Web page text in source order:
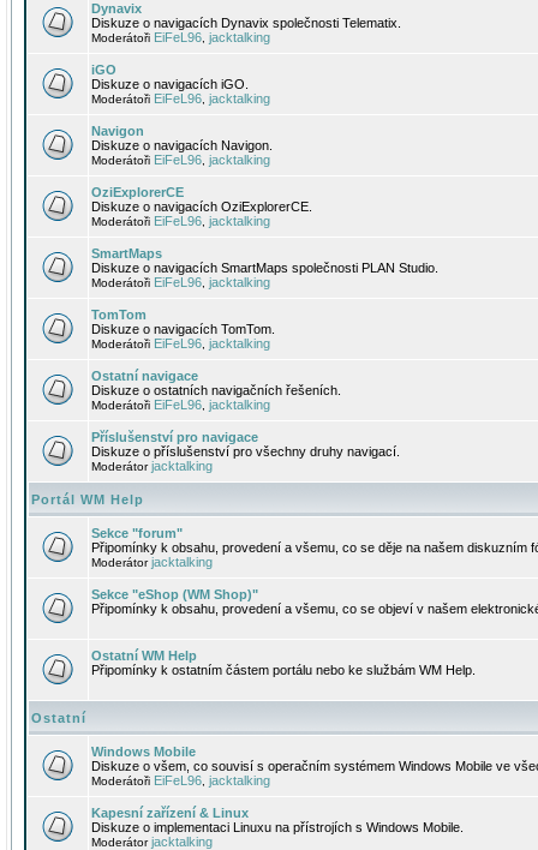
Dynavix
Diskuze o navigacích Dynavix společnosti Telematix.
Moderátoři EiFeL96 jacktalking
iGO
Diskuze o navigacích iGO.
Moderátoři EiFeL96 jacktalking
Navigon
Diskuze o navigacích Navigon.
Moderátoři EiFeL96 jacktalking
OziExplorerCE
Diskuze o navigacích OziExplorerCE.
Moderátoři EiFeL96 jacktalking
SmartMaps
Diskuze o navigacích SmartMaps společnosti PLAN Studio.
Moderátoři EiFeL96 jacktalking
TomTom
Diskuze o navigacích TomTom.
Moderátoři EiFeL96 jacktalking
Ostatní navigace
Diskuze o ostatních navigačních řešeních.
Moderátoři EiFeL96 jacktalking
Příslušenství pro navigace
Diskuze o příslušenství pro všechny druhy navigací.
Moderátorjacktalking
Portál WM Help
Sekce "forum"
Připomínky k obsahu, provedení a všemu, co se děje na našem diskuzním
Moderátorjacktalking
Sekce "eShop (WM Shop)"
Připomínky k obsahu, provedení a všemu, co se objeví v našem
Ostatní WM Help
Připomínky k ostatním částem portálu nebo ke službám WM Help.
Ostatní
Windows Mobile
Diskuze o všem, co souvisí s operačním systémem Windows Mobile ve
Moderátoři EiFeL96 jacktalking
Kapesní zařízení & Linux
Diskuze o implementaci Linuxu na přístrojích s Windows Mobile.
Moderátorjacktalking